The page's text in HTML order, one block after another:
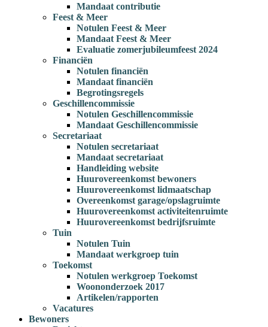
Mandaat contributie
Feest & Meer
Notulen Feest & Meer
Mandaat Feest & Meer
Evaluatie zomerjubileumfeest 2024
Financiën
Notulen financiën
Mandaat financiën
Begrotingsregels
Geschillencommissie
Notulen Geschillencommissie
Mandaat Geschillencommissie
Secretariaat
Notulen secretariaat
Mandaat secretariaat
Handleiding website
Huurovereenkomst bewoners
Huurovereenkomst lidmaatschap
Overeenkomst garage/opslagruimte
Huurovereenkomst activiteitenruimte
Huurovereenkomst bedrijfsruimte
Tuin
Notulen Tuin
Mandaat werkgroep tuin
Toekomst
Notulen werkgroep Toekomst
Woononderzoek 2017
Artikelen/rapporten
Vacatures
Bewoners